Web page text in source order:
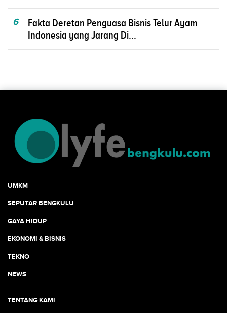
6
Fakta Deretan Penguasa Bisnis Telur Ayam
Indonesia yang Jarang Di...
UMKM
SEPUTAR BENGKULU
GAYA HIDUP
EKONOMI & BISNIS
TEKNO
NEWS
TENTANG KAMI